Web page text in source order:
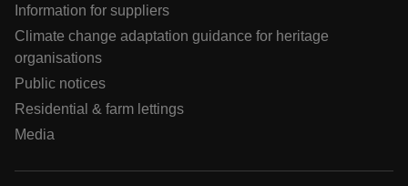
Information for suppliers
Climate change adaptation guidance for heritage
organisations
Public notices
Residential & farm lettings
Media